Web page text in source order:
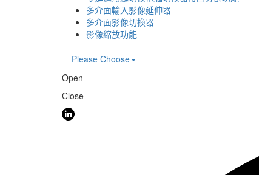
多介面輸入影像延伸器
多介面影像切換器
影像縮放功能
Please Choose
Open
Close